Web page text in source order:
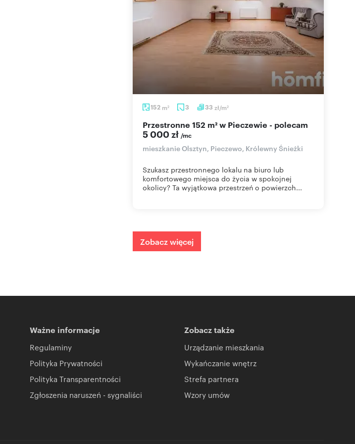
152 m2 3 33 zł/m2
Przestronne 152 m² w Pieczewie - polecam
5 000 zł /mc
mieszkanie Olsztyn, Pieczewo, Królewny Śnieżki
Szukasz przestronnego lokalu na biuro lub
komfortowego miejsca do życia w spokojnej
okolicy? Ta wyjątkowa przestrzeń o powierzch...
Zobacz więcej
Ważne informacje
Regulaminy
Polityka Prywatności
Polityka Transparentności
Zgłoszenia naruszeń - sygnaliści
Zobacz także
Urządzanie mieszkania
Wykańczanie wnętrz
Strefa partnera
Wzory umów